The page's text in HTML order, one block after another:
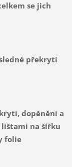
se jich
překrytí
dopěnění a
na šířku
folie